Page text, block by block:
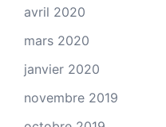
avril 2020
mars 2020
janvier 2020
novembre 2019